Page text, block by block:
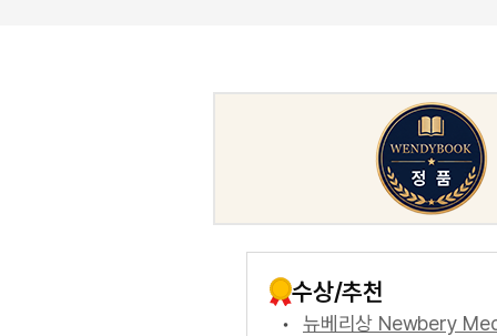
수상/추천
뉴베리상 Newbery